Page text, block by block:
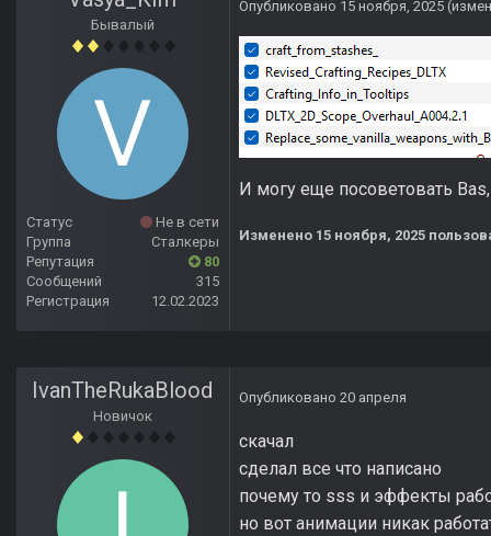
Бывалый
Статус
Не в сети
Группа
Сталкеры
Репутация
80
Сообщений
315
Регистрация
12.02.2023
Опубликовано 15 ноября, 2025
И могу еще посоветовать
Изменено 15 ноября, 2025
IvanTheRukaBlood
Новичок
Опубликовано 20 апреля
скачал
сделал все что написано
почему то sss и эффекты
но вот анимации никак